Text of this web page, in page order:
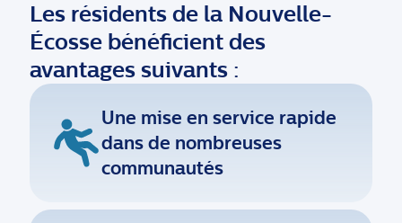
Les résidents de la Nouvelle-
Écosse bénéficient des
avantages suivants :
Une mise en service rapide
dans de nombreuses
communautés